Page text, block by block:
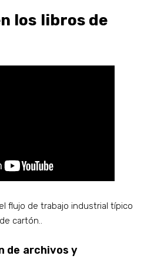
los libros de
flujo de trabajo industrial típico
cartón..
de archivos y